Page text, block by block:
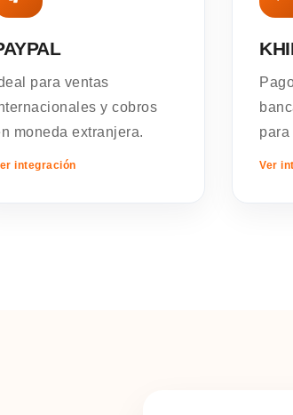
para ventas
y cobros
moneda extranjera.
integración Ver